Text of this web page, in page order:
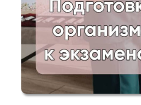
Акулич
–
отзывы
Об
авторе